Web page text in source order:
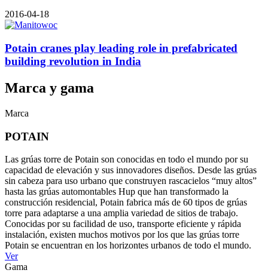
2016-04-18
Potain cranes play leading role in prefabricated
building revolution in India
Marca y gama
Marca
POTAIN
Las grúas torre de Potain son conocidas en todo el mundo por su
capacidad de elevación y sus innovadores diseños. Desde las grúas
sin cabeza para uso urbano que construyen rascacielos “muy altos”
hasta las grúas automontables Hup que han transformado la
construcción residencial, Potain fabrica más de 60 tipos de grúas
torre para adaptarse a una amplia variedad de sitios de trabajo.
Conocidas por su facilidad de uso, transporte eficiente y rápida
instalación, existen muchos motivos por los que las grúas torre
Potain se encuentran en los horizontes urbanos de todo el mundo.
Ver
Gama